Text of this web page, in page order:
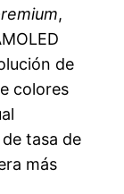
,
de
colores
tasa de
más